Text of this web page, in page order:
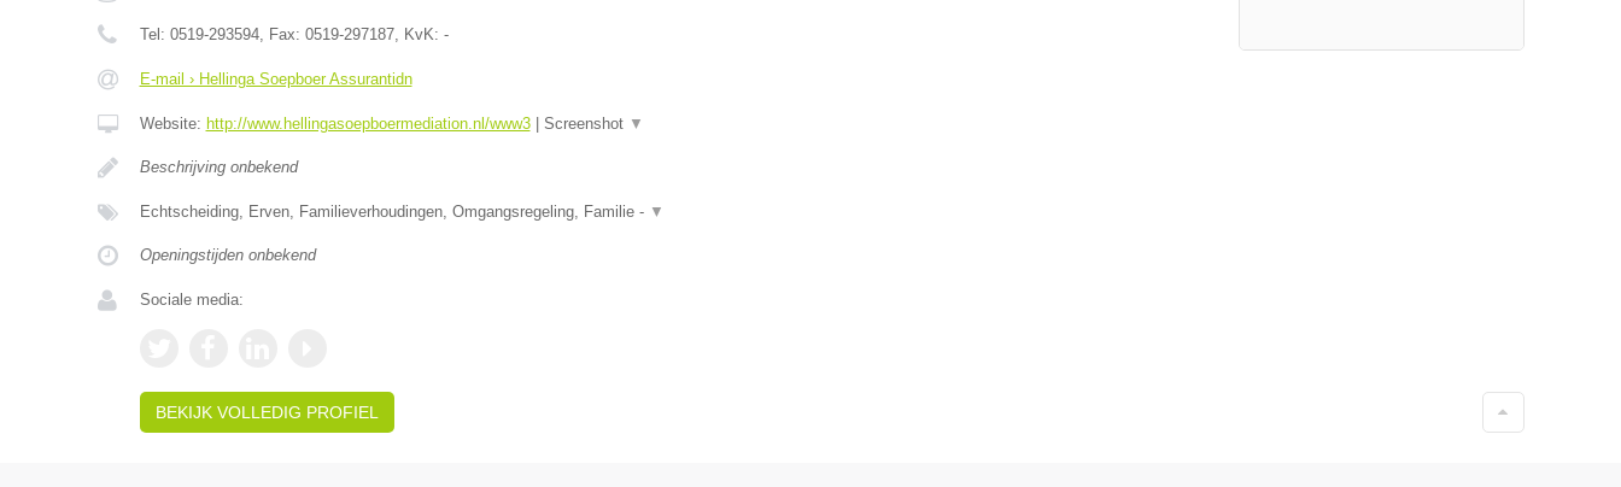
Tel: 0519-293594, Fax: 0519-297187, KvK: -
E-mail › Hellinga Soepboer Assurantidn
Website: http://www.hellingasoepboermediation.nl/www3| Screenshot ▼
Beschrijving onbekend
Echtscheiding, Erven, Familieverhoudingen, Omgangsregeling, Familie - ▼
Openingstijden onbekend
Sociale media:
BEKIJK VOLLEDIG PROFIEL